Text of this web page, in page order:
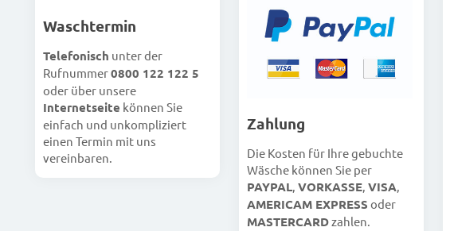
Waschtermin
Telefonisch unter der
Rufnummer0800 122 122 5
oder über unsere
Internetseite können Sie
einfach und unkompliziert
einen Termin mit uns
vereinbaren.
Zahlung
Die Kosten für Ihre gebuchte
Wäsche können Sie per
PAYPAL, VORKASSE, VISA,
AMERICAM EXPRESS oder
MASTERCARDzahlen.